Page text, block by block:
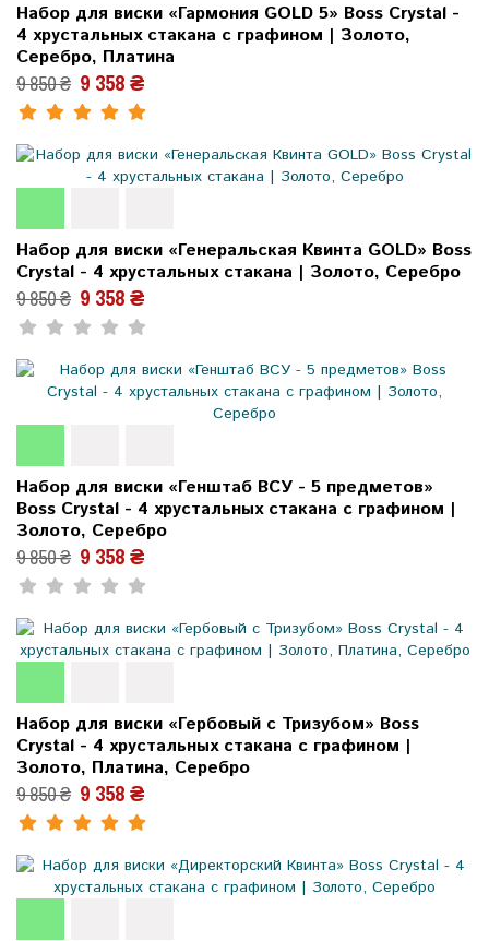
Набор для виски «Гармония GOLD 5» Boss Crystal -
4 хрустальных стакана с графином | Золото,
Серебро, Платина
9 850 ₴ 9 358 ₴
Набор для виски «Генеральская Квинта GOLD» Boss
Crystal - 4 хрустальных стакана | Золото, Серебро
9 850 ₴ 9 358 ₴
Набор для виски «Генштаб ВСУ - 5 предметов»
Boss Crystal - 4 хрустальных стакана с графином |
Золото, Серебро
9 850 ₴ 9 358 ₴
Набор для виски «Гербовый с Тризубом» Boss
Crystal - 4 хрустальных стакана с графином |
Золото, Платина, Серебро
9 850 ₴ 9 358 ₴